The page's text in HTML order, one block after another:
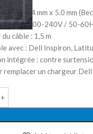
: DC 7.4 mm x 5.0 mm
: 100-240V / 50-
câble : 1,5 m
avec : Dell Inspiron,
intégrée : contre
remplacer un chargeur